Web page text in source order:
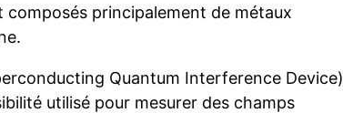
principalement de métaux
Quantum Interference Device)
utilisé pour mesurer des champs